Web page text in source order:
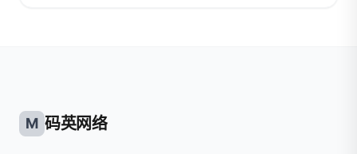
M 码英网络